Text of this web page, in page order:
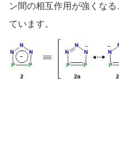
ン間の相互作用が強くな
ています。